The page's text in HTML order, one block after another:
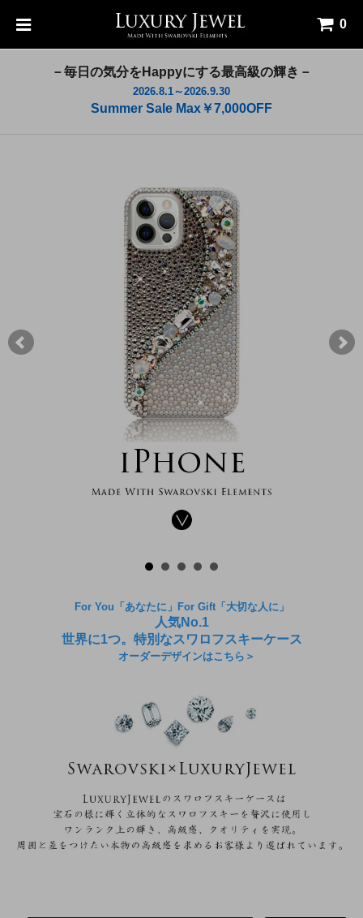
0
－毎日の気分をHappyにする最高級の輝き－
2026.8.1～2026.9.30
Summer Sale Max￥7,000OFF
For You「あなたに」For Gift「大切な人に」
人気No.1
世界に1つ。特別なスワロフスキーケース
オーダーデザインはこちら＞